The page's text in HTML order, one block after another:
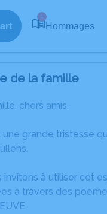
1
Hommages
de la famille
chers amis,
une grande tristesse
invitons à utiliser cet
à travers des